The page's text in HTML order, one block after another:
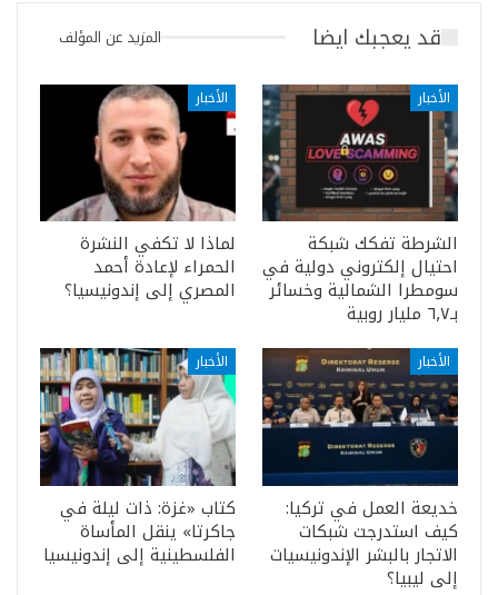
قد يعجبك ايضا المزيد عن المؤلف
الأخبار
الشرطة تفكك شبكة
احتيال إلكتروني دولية في
سومطرا الشمالية وخسائر
بـ٦٫٧ مليار روبية
الأخبار
لماذا لا تكفي النشرة
الحمراء لإعادة أحمد
المصري إلى إندونيسيا؟
الأخبار
خديعة العمل في تركيا:
كيف استدرجت شبكات
الاتجار بالبشر الإندونيسيات
إلى ليبيا؟
الأخبار
كتاب «غزة: ذات ليلة في
جاكرتا» ينقل المأساة
الفلسطينية إلى إندونيسيا